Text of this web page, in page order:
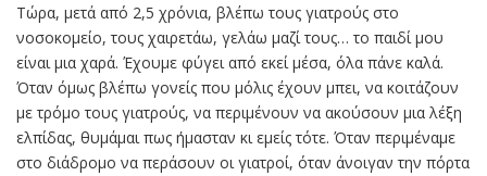
Τώρα, μετά από 2,5 χρόνια, βλέπω τους γιατρούς στο
νοσοκομείο, τους χαιρετάω, γελάω μαζί τους… το παιδί μου
είναι μια χαρά. Έχουμε φύγει από εκεί μέσα, όλα πάνε καλά.
Όταν όμως βλέπω γονείς που μόλις έχουν μπει, να κοιτάζουν
με τρόμο τους γιατρούς, να περιμένουν να ακούσουν μια λέξη
ελπίδας, θυμάμαι πως ήμασταν κι εμείς τότε. Όταν περιμέναμε
στο διάδρομο να περάσουν οι γιατροί, όταν άνοιγαν την πόρτα